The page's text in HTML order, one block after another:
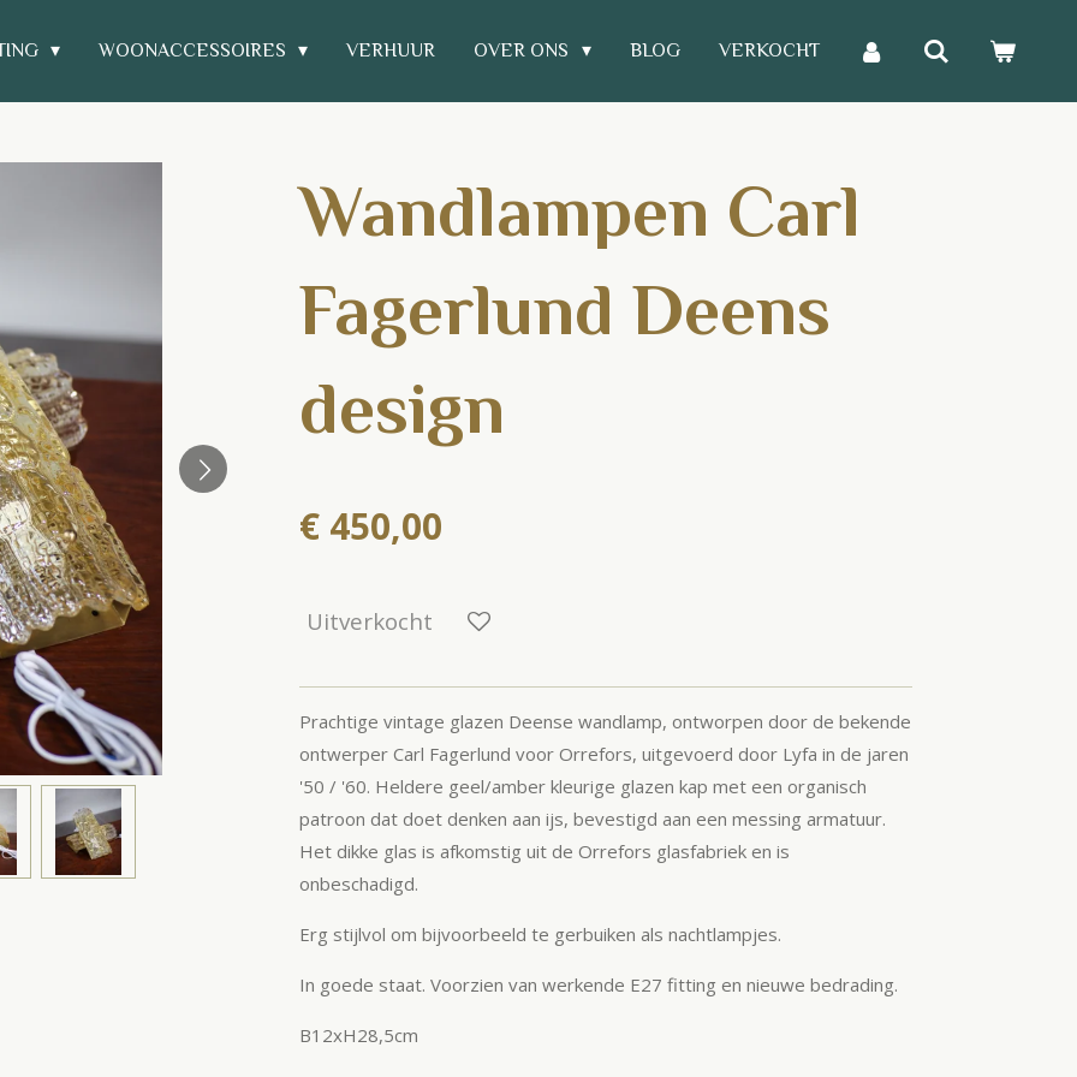
WOONACCESSOIRES VERHUUR OVER ONS BLOG VERKOCHT
Wandlampen Carl
Fagerlund Deens
design
€ 450,00
Uitverkocht
Prachtige vintage glazen Deense wandlamp, ontworpen door de bekende
ontwerper Carl Fagerlund voor Orrefors, uitgevoerd door Lyfa in de jaren
'50 / '60. Heldere geel/amber kleurige glazen kap met een organisch
patroon dat doet denken aan ijs, bevestigd aan een messing armatuur.
Het dikke glas is afkomstig uit de Orrefors glasfabriek en is
onbeschadigd.
Erg stijlvol om bijvoorbeeld te gerbuiken als nachtlampjes.
In goede staat. Voorzien van werkende E27 fitting en nieuwe bedrading.
B12xH28,5cm